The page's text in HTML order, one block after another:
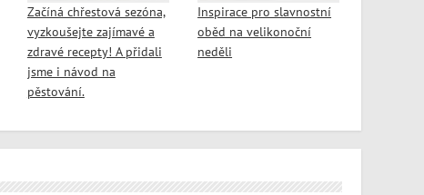
Začíná chřestová sezóna,
vyzkoušejte zajímavé a
zdravé recepty! A přidali
jsme i návod na
pěstování.
Inspirace pro slavnostní
oběd na velikonoční
neděli